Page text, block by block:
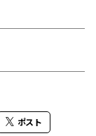
ポスト